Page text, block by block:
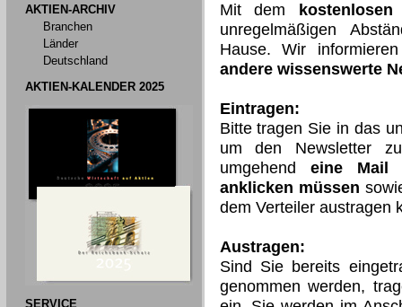
AKTIEN-ARCHIV
Branchen
Länder
Deutschland
AKTIEN-KALENDER 2025
SERVICE
Mit dem
unregelmäßigen
Hause. Wir
andere wissenswerte
Eintragen:
Bitte tragen Sie in das
um den Newsletter
umgehend eine Mail
anklicken müssen
dem Verteiler austragen
Austragen:
Sind Sie bereits
genommen werden,